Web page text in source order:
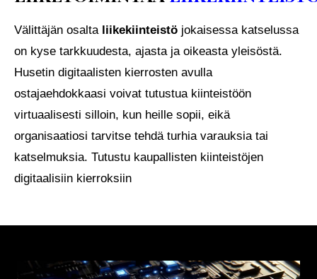
Välittäjän osalta liikekiinteistö jokaisessa katselussa
on kyse tarkkuudesta, ajasta ja oikeasta yleisöstä.
Husetin digitaalisten kierrosten avulla
ostajaehdokkaasi voivat tutustua kiinteistöön
virtuaalisesti silloin, kun heille sopii, eikä
organisaatiosi tarvitse tehdä turhia varauksia tai
katselmuksia. Tutustu kaupallisten kiinteistöjen
digitaalisiin kierroksiin